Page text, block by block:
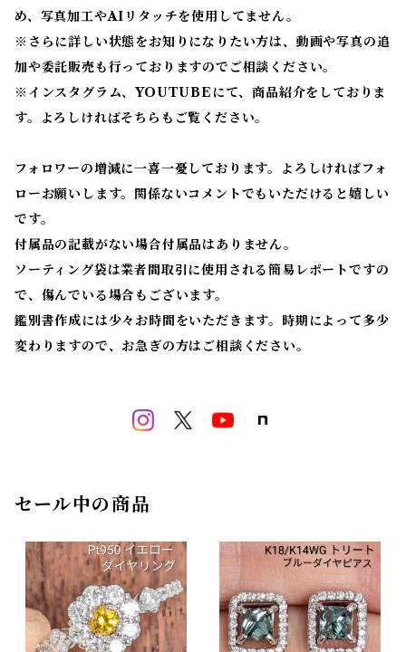
め、写真加工やAIリタッチを使用してません。
※ さらに詳しい状態をお知りになりたい方は、動画や写真の追
加や委託販売も行っておりますのでご相談ください。
※ インスタグラム、YOUTUBEにて、商品紹介をしておりま
す。よろしければそちらもご覧ください。
フォロワーの増減に一喜一憂しております。よろしければフォ
ローお願いします。関係ないコメントでもいただけると嬉しい
です。
付属品の記載がない場合付属品はありません。
ソーティング袋は業者間取引に使用される簡易レポートですの
で、傷んでいる場合もございます。
鑑別書作成には少々お時間をいただきます。時期によって多少
変わりますので、お急ぎの方はご相談ください。
セール中の商品